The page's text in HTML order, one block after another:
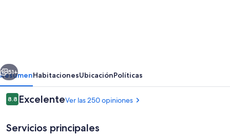
Siguiente
51+
ResumenHabitacionesUbicaciónPolíticas
Opiniones
8.88.8 de 10,
ExcelenteVer las 250 opiniones
Servicios principales